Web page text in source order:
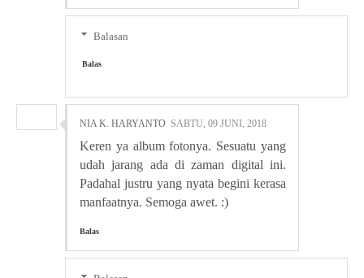
Balasan
Balas
NIA K. HARYANTO SABTU, 09 JUNI, 2018
Keren ya album fotonya. Sesuatu yang
udah jarang ada di zaman digital ini.
Padahal justru yang nyata begini kerasa
manfaatnya. Semoga awet. :)
Balas